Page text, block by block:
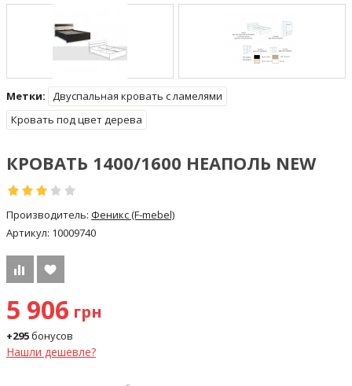
Метки: Двуспальная кровать с ламелями
Кровать под цвет дерева
КРОВАТЬ 1400/1600 НЕАПОЛЬ NEW
Производитель: Феникс (F-mebel)
Артикул: 10009740
5 906 грн
+295бонусов
Нашли дешевле?